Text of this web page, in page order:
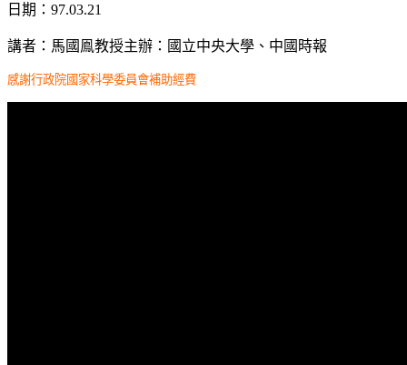
日期：97.03.21
講者：馬國鳯教授主辦：國立中央大學、中國時報
感謝行政院國家科學委員會補助經費